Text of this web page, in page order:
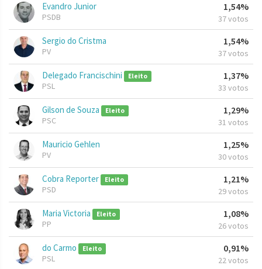
Evandro Junior
PSDB
1,54%
37 votos
Sergio do Cristma
PV
1,54%
37 votos
Delegado Francischini Eleito
PSL
1,37%
33 votos
Gilson de Souza Eleito
PSC
1,29%
31 votos
Mauricio Gehlen
PV
1,25%
30 votos
Cobra Reporter Eleito
PSD
1,21%
29 votos
Maria Victoria Eleito
PP
1,08%
26 votos
do Carmo Eleito
PSL
0,91%
22 votos